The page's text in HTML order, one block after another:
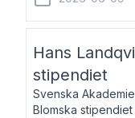
och forskare i
Hans
stipendiet
Svenska
Blomska